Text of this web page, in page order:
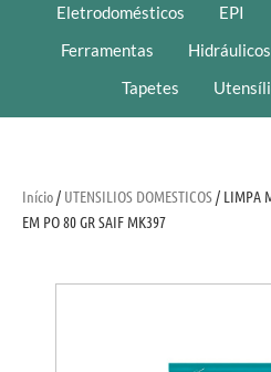
Eletrodomésticos
EPI
Ferramentas
Hidráulicos
Tapetes
Início/ UTENSILIOS DOMESTICOS/ LIMPA
EM PO 80 GR SAIF MK397